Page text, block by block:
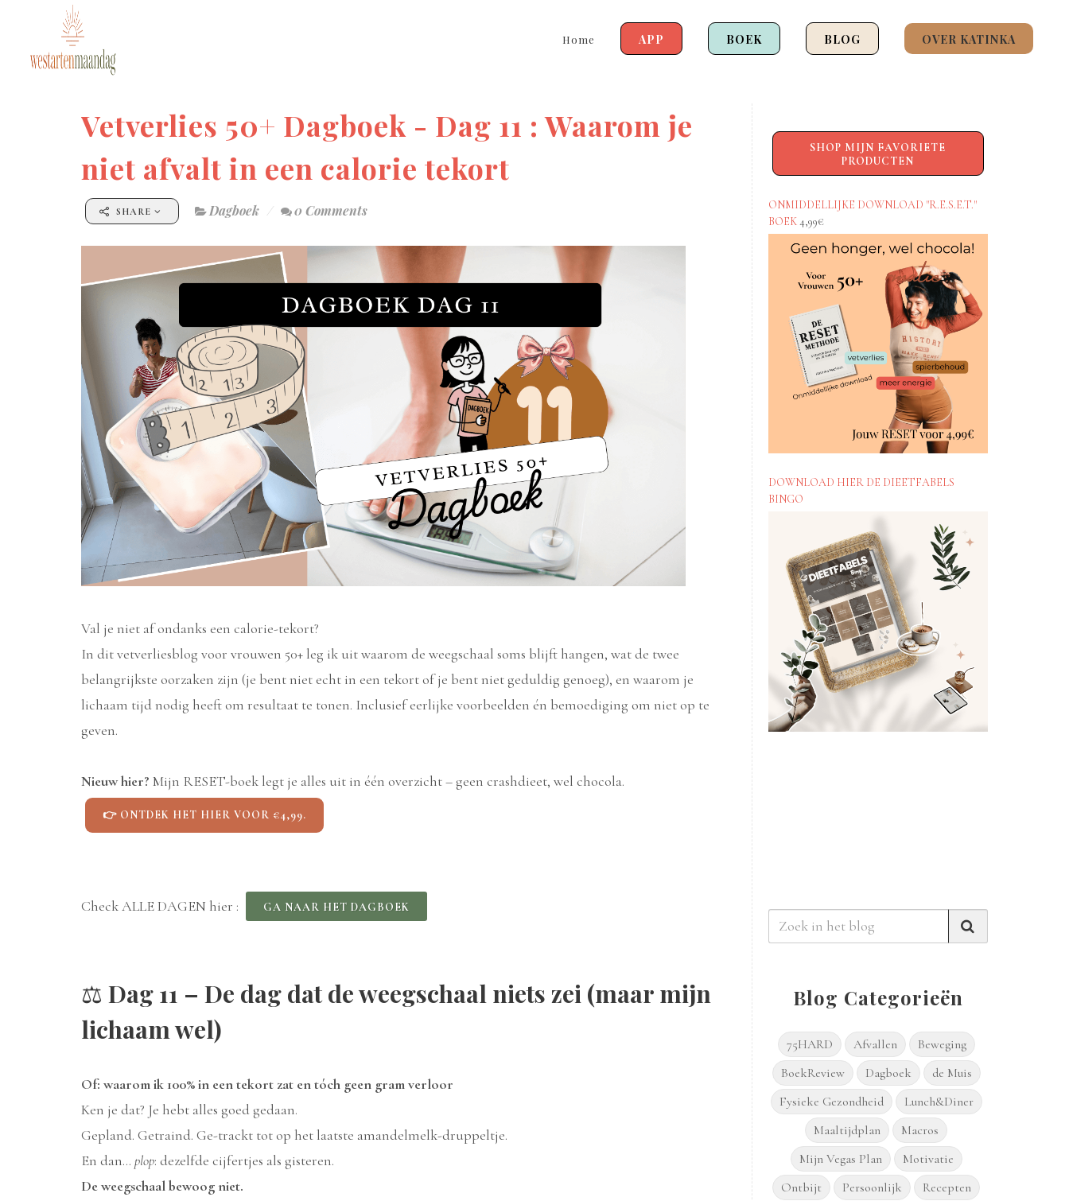
Home APP BOEK BLOG OVER KATINKA
Vetverlies 50+ Dagboek - Dag 11 : Waarom je
niet afvalt in een calorie tekort
SHARE Dagboek 0 Comments
Val je niet af ondanks een calorie-tekort?
In dit vetverliesblog voor vrouwen 50+ leg ik uit waarom de weegschaal soms blijft hangen, wat de twee
belangrijkste oorzaken zijn (je bent niet echt in een tekort of je bent niet geduldig genoeg), en waarom je
lichaam tijd nodig heeft om resultaat te tonen. Inclusief eerlijke voorbeelden én bemoediging om niet op te
geven.
Nieuw hier? Mijn RESET-boek legt je alles uit in één overzicht – geen crashdieet, wel chocola.
👉 ONTDEK HET HIER VOOR €4,99.
Check ALLE DAGEN hier : GA NAAR HET DAGBOEK
⚖️ Dag 11 – De dag dat de weegschaal niets zei (maar mijn
lichaam wel)
Of: waarom ik 100% in een tekort zat en tóch geen gram verloor
Ken je dat? Je hebt alles goed gedaan.
Gepland. Getraind. Ge-trackt tot op het laatste amandelmelk-druppeltje.
En dan… plop: dezelfde cijfertjes als gisteren.
De weegschaal bewoog niet.
SHOP MIJN FAVORIETE
PRODUCTEN
ONMIDDELLIJKE DOWNLOAD "R.E.S.E.T."
BOEK4,99€
DOWNLOAD HIER DE DIEETFABELS
BINGO
Blog Categorieën
75HARD Afvallen
Beweging
BoekReview
Dagboek
de Muis
Fysieke Gezondheid
Lunch&Diner
Maaltijdplan
Macros
Mijn Vegas Plan
Motivatie
Ontbijt
Persoonlijk
Recepten